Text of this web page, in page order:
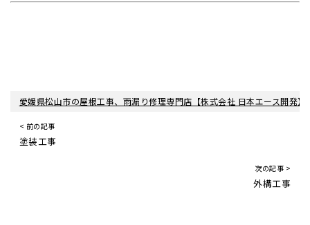
愛媛県松山市の屋根工事、雨漏り修理専門店【株式会社 日本エース開発】
< 前の記事
塗装工事
次の記事 >
外構工事